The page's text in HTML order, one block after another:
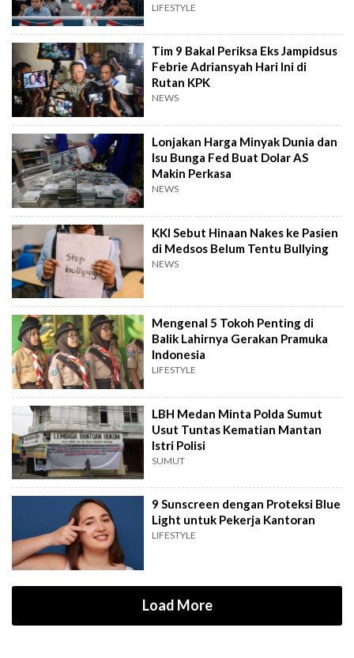
LIFESTYLE
Tim 9 Bakal Periksa Eks Jampidsus
Febrie Adriansyah Hari Ini di
Rutan KPK
NEWS
Lonjakan Harga Minyak Dunia dan
Isu Bunga Fed Buat Dolar AS
Makin Perkasa
NEWS
KKI Sebut Hinaan Nakes ke Pasien
di Medsos Belum Tentu Bullying
NEWS
Mengenal 5 Tokoh Penting di
Balik Lahirnya Gerakan Pramuka
Indonesia
LIFESTYLE
LBH Medan Minta Polda Sumut
Usut Tuntas Kematian Mantan
Istri Polisi
SUMUT
9 Sunscreen dengan Proteksi Blue
Light untuk Pekerja Kantoran
LIFESTYLE
Load More